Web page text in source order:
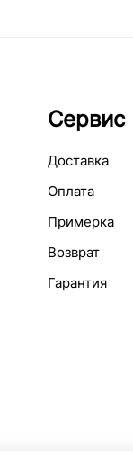
Сервис
Доставка
Оплата
Примерка
Возврат
Гарантия